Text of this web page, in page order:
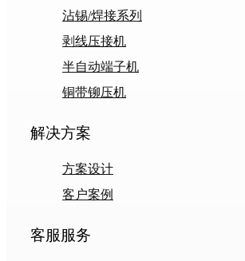
沾锡/焊接系列
剥线压接机
半自动端子机
铜带铆压机
解决方案
方案设计
客户案例
客服服务